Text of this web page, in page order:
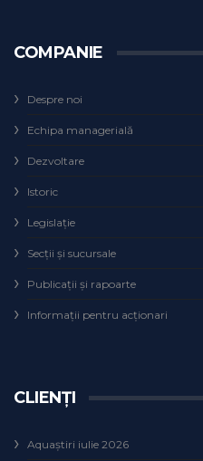
COMPANIE
Despre noi
Echipa managerială
Dezvoltare
Istoric
Legislaţie
Secţii şi sucursale
Publicații și rapoarte
Informații pentru acționari
CLIENȚI
Aquaștiri iulie 2026